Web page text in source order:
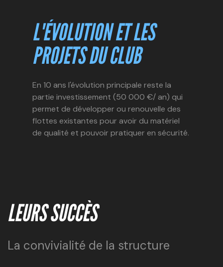
L'ÉVOLUTION ET LES
PROJETS DU CLUB
En 10 ans l'évolution principale reste la
partie investissement (50 000 €/ an) qui
permet de développer ou renouvelle des
flottes existantes pour avoir du matériel
de qualité et pouvoir pratiquer en sécurité.
LEURS SUCCÈS
La convivialité de la structure